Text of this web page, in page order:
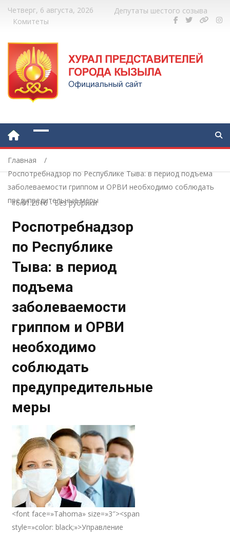
Четверг, 6 августа, 2026
Депутаты шестого созыва
Комитеты
Главная
Роспотребнадзор по Республике Тыва: в период подъема
заболеваемости гриппом и ОРВИ необходимо соблюдать
предупредительные меры
16.01.2016- Без рубрики
Роспотребнадзор
по Республике
Тыва: в период
подъема
заболеваемости
гриппом и ОРВИ
необходимо
соблюдать
предупредительные
меры
<font face=»Tahoma» size=»3″><span
style=»color: black;»>Управление